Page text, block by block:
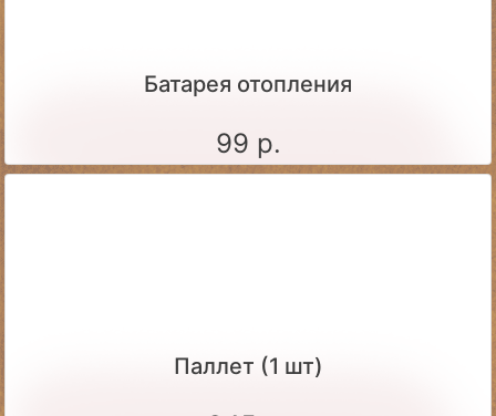
Батарея отопления
99 р.
Паллет (1 шт)